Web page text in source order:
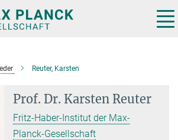
Reuter, Karsten
Prof. Dr. Karsten Reuter
Fritz-Haber-Institut der Max-
Planck-Gesellschaft